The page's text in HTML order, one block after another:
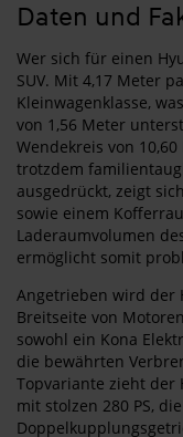
Daten und
Wer sich für einen
SUV. Mit 4,17 Meter
Kleinwagenklasse,
von 1,56 Meter
Wendekreis von
trotzdem
ausgedrückt, zeigt
sowie einem
Laderaumvolumen
ermöglicht somit
Angetrieben wird der
Breitseite von
sowohl ein Kona
die bewährten
Topvariante zieht der
mit stolzen 280 PS,